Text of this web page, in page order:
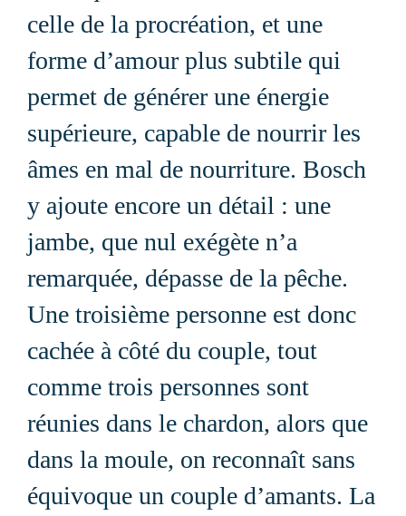
celle de la procréation, et une
forme d’amour plus subtile qui
permet de générer une énergie
supérieure, capable de nourrir les
âmes en mal de nourriture. Bosch
y ajoute encore un détail : une
jambe, que nul exégète n’a
remarquée, dépasse de la pêche.
Une troisième personne est donc
cachée à côté du couple, tout
comme trois personnes sont
réunies dans le chardon, alors que
dans la moule, on reconnaît sans
équivoque un couple d’amants. La